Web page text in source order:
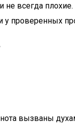
всегда плохие.
проверенных
вызваны